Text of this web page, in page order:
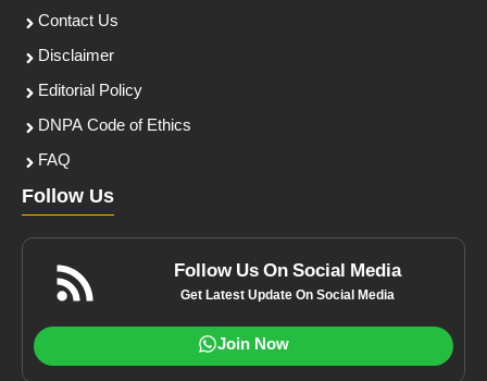
Contact Us
Disclaimer
Editorial Policy
DNPA Code of Ethics
FAQ
Follow Us
Follow Us On Social Media
Get Latest Update On Social Media
Join Now